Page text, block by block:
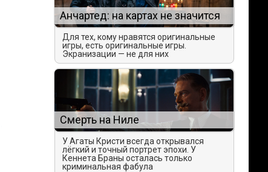
Анчартед: на картах не значится
Для тех, кому нравятся оригинальные
игры, есть оригинальные игры.
Экранизации — не для них
Смерть на Ниле
У Агаты Кристи всегда открывался
лёгкий и точный портрет эпохи. У
Кеннета Браны осталась только
криминальная фабула